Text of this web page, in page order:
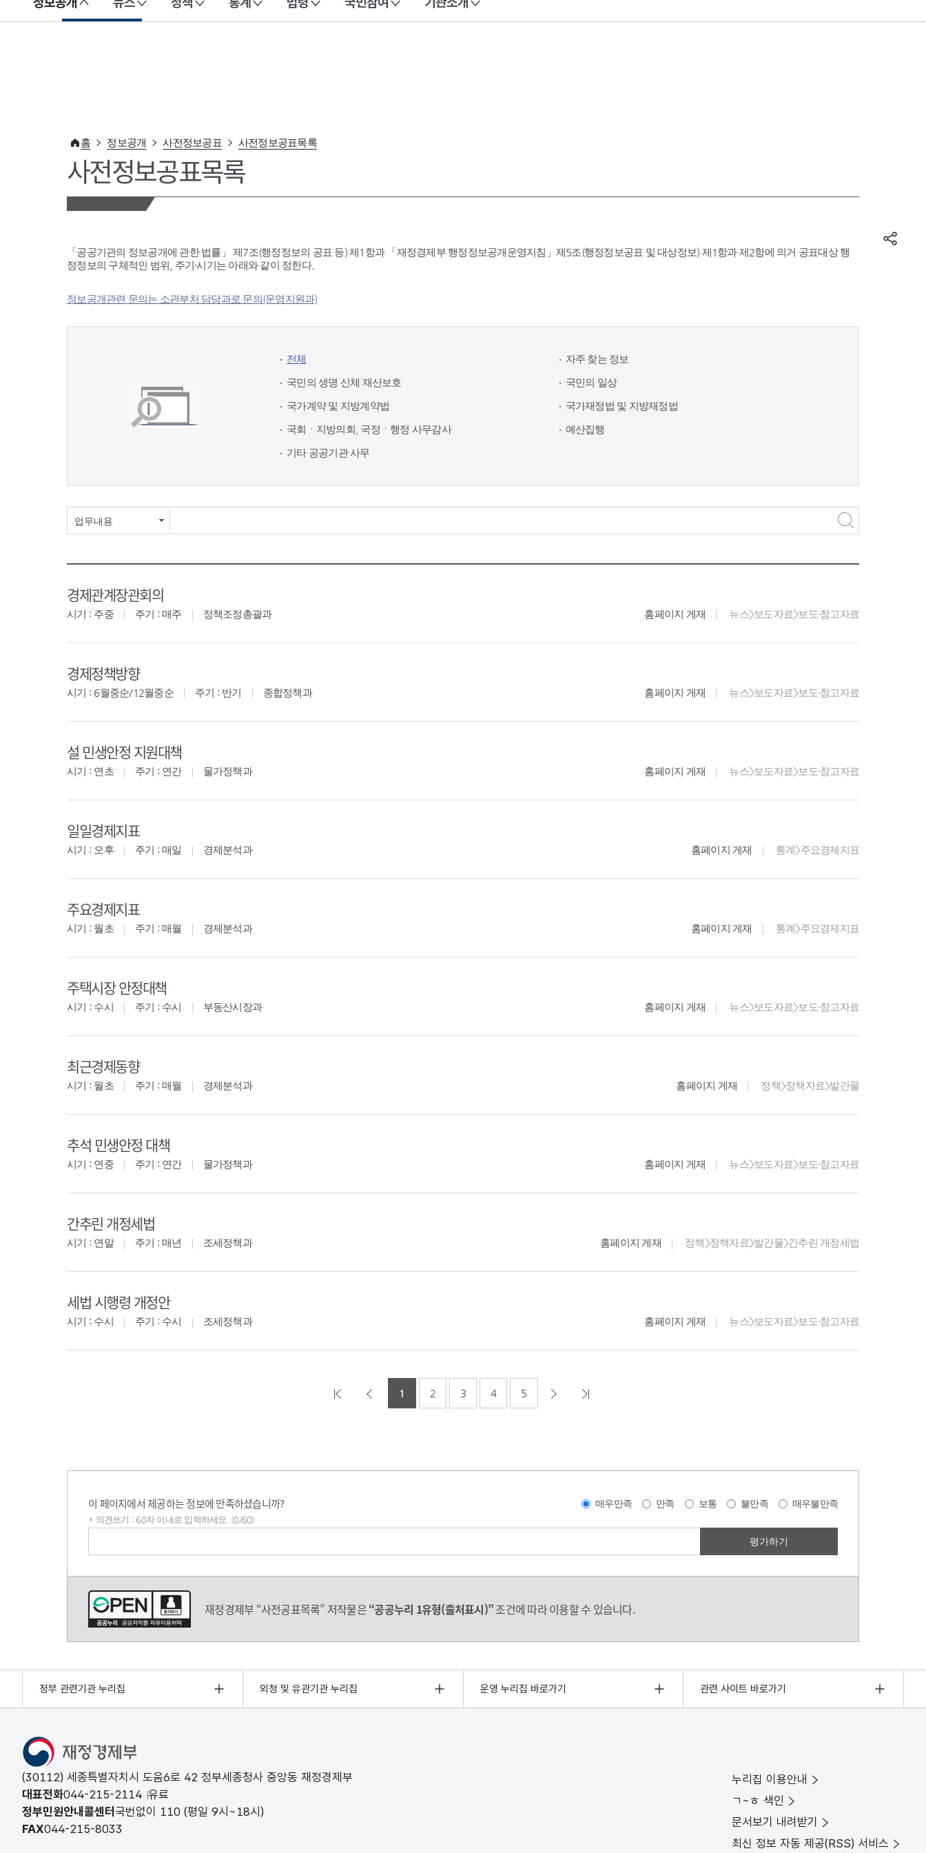
이 누리집은 대한민국 공식 전자정부 누리집입니다.
홈 정보공개 사전정보공표 사전정보공표목록
사전정보공표목록
「공공기관의 정보공개에 관한 법률」 제7조(행정정보의 공표 등) 제1항과 「재정경제부 행정정보공개운영지침」제5조(행정정보공표 및 대상정보) 제1항과 제2항에 의거 공표대상 행
정정보의 구체적인 범위, 주기·시기는 아래와 같이 정한다.
정보공개관련 문의는 소관부처 담당과로 문의(운영지원과)
전체
자주 찾는 정보
국민의 생명 신체 재산보호
국민의 일상
국가계약 및 지방계약법
국가재정법 및 지방재정법
국회ㆍ지방의회, 국정ㆍ행정 사무감사
예산집행
기타 공공기관 사무
업무내용
경제관계장관회의
시기 : 주중 주기 : 매주 정책조정총괄과 홈페이지 게재 뉴스>보도자료>보도·참고자료
경제정책방향
시기 : 6월중순/12월중순 주기 : 반기 종합정책과 홈페이지 게재 뉴스>보도자료>보도·참고자료
설 민생안정 지원대책
시기 : 연초 주기 : 연간 물가정책과 홈페이지 게재 뉴스>보도자료>보도·참고자료
일일경제지표
시기 : 오후 주기 : 매일 경제분석과 홈페이지 게재 통계>주요경제지표
주요경제지표
시기 : 월초 주기 : 매월 경제분석과 홈페이지 게재 통계>주요경제지표
주택시장 안정대책
시기 : 수시 주기 : 수시 부동산시장과 홈페이지 게재 뉴스>보도자료>보도·참고자료
최근경제동향
시기 : 월초 주기 : 매월 경제분석과 홈페이지 게재 정책>정책자료>발간물
추석 민생안정 대책
시기 : 연중 주기 : 연간 물가정책과 홈페이지 게재 뉴스>보도자료>보도·참고자료
간추린 개정세법
시기 : 연말 주기 : 매년 조세정책과 홈페이지 게재 정책>정책자료>발간물>간추린 개정세법
세법 시행령 개정안
시기 : 수시 주기 : 수시 조세정책과 홈페이지 게재 뉴스>보도자료>보도·참고자료
1 2 3 4 5
이 페이지에서 제공하는 정보에 만족하셨습니까? 매우만족 만족 보통 불만족 매우불만족
* 의견쓰기 : 60자 이내로 입력하세요. (0/60)
재정경제부 “사전공표목록” 저작물은“공공누리 1유형(출처표시)”조건에 따라 이용할 수 있습니다.
정부 관련기관 누리집 외청 및 유관기관 누리집 운영 누리집 바로가기 관련 사이트 바로가기
(30112) 세종특별자치시 도움6로 42 정부세종청사 중앙동 재정경제부
대표전화044-215-2114 유료
정부민원안내콜센터 국번없이 110 (평일 9시~18시)
FAX044-215-8033
누리집 이용안내
ㄱ~ㅎ 색인
문서보기 내려받기
최신 정보 자동 제공(RSS) 서비스